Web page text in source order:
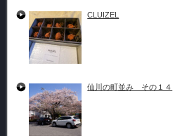
CLUIZEL
仙川の町並み その１４